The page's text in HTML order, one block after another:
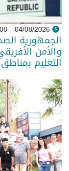
04/08/2026 - 15:08
الجمهورية
والأمن
التعليم